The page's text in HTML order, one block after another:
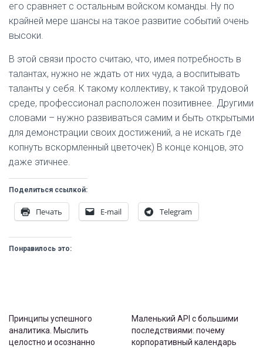
его сравняет с остальным войском команды. Ну по
крайней мере шансы на такое развитие событий очень
высоки.
В этой связи просто считаю, что, имея потребность в
талантах, нужно не ждать от них чуда, а воспитывать
таланты у себя. К такому коллективу, к такой трудовой
среде, профессионал расположен позитивнее. Другими
словами – нужно развиваться самим и быть открытыми
для демонстрации своих достижений, а не искать где
копнуть вскормленный цветочек) В конце концов, это
даже этичнее.
Поделиться ссылкой:
Печать E-mail Telegram
Понравилось это:
Принципы успешного
аналитика. Мыслить
целостно и осознанно
Маленький API с большими
последствиями: почему
корпоративный календарь